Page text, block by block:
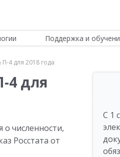
Поддержка и
4 для 2018 года
4 для
численности,
Росстата от
С 1